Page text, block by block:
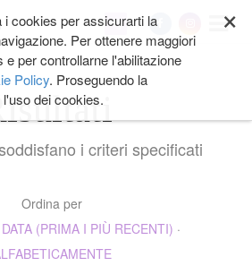
My ×
cookies per assicurarti la
Per ottenere maggiori
per controllarne l'abilitazione
Policy. Proseguendo la
dei cookies.
i criteri specificati
Ordina per
DATA (PRIMA I PIÙ RECENTI) ·